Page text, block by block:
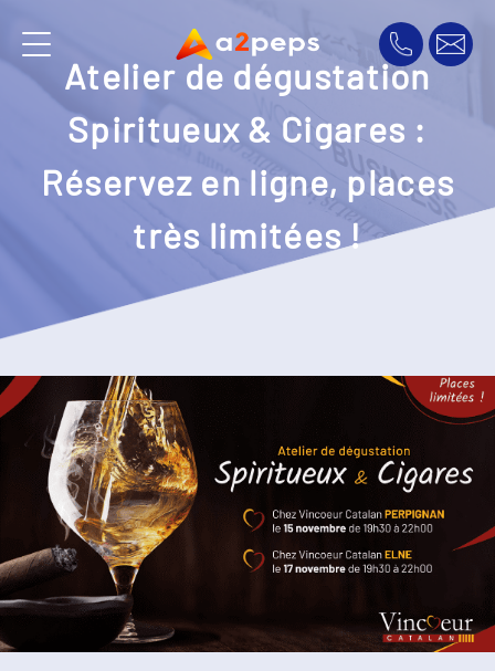
Atelier de dégustation
Spiritueux & Cigares :
Réservez en ligne, places
très limitées !